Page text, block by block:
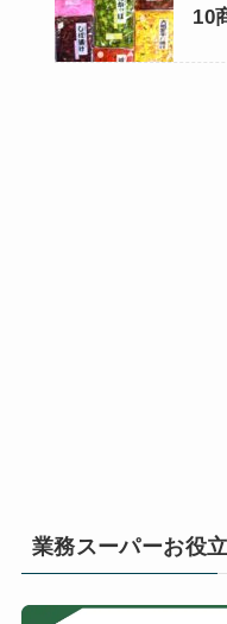
10
業務スーパーお役